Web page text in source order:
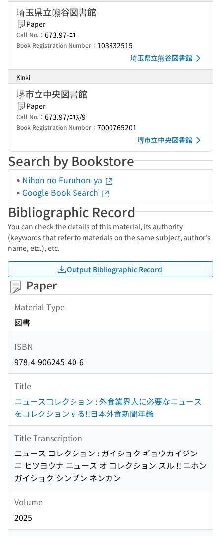
埼玉県立熊谷図書館
Paper
Call No.： 673.97-ﾆﾕ
Book Registration Number： 103832515
埼玉県立熊谷図書館
Kinki
堺市立中央図書館
Paper
Call No.： 673.97/ﾆﾕｽ/9
Book Registration Number： 7000765201
堺市立中央図書館
Search by Bookstore
Nihon no Furuhon-ya
Google Book Search
Bibliographic Record
You can check the details of this material, its authority
(keywords that refer to materials on the same subject, author's
name, etc.), etc.
Output Bibliographic Record
Paper
Material Type
図書
ISBN
978-4-906245-40-6
Title
ニュースコレクション : 外食業界人に必要なニュース
をコレクションする!!日本外食新聞年鑑
Title Transcription
ニュース コレクション : ガイショク ギョウカイジン
ニ ヒツヨウナ ニュース オ コレクション スル !! ニホン
ガイショク シンブン ネンカン
Volume
2025